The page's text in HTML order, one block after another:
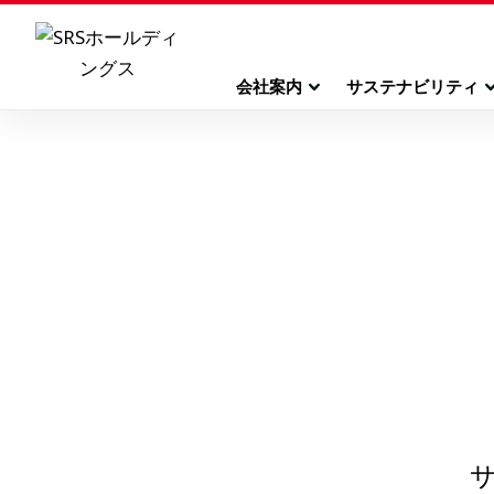
会社案内 サステナビリティ